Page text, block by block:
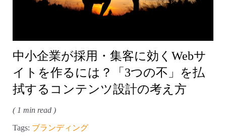
中小企業が採用・集客に効くWebサ
イトを作るには？「3つの不」を払
拭するコンテンツ設計の考え方
( 1 min read )
Tags: ブランディング